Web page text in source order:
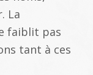
La
faiblit pas
tant à ces